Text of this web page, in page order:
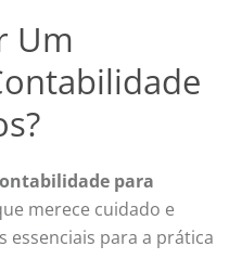
Um
para
merece cuidado e
essenciais para a prática